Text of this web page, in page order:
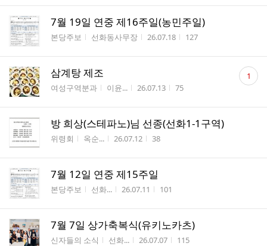
7월 19일 연중 제16주일(농민주일)
게시판명
본당주보 작성자
선화동사무장 작성시간
26.07.18 조회수
127
삼계탕 제조
게시판명
여성구역분과 작성자
이윤... 작성시간
26.07.13 조회수
75
댓
글 1
방 희상(스테파노)님 선종(선화1-1구역)
게시판명
위령회 작성자
옥순... 작성시간
26.07.12 조회수
38
7월 12일 연중 제15주일
게시판명
본당주보 작성자
선화... 작성시간
26.07.11 조회수
101
7월 7일 상가축복식(유키노카츠)
게시판명
신자들의 소식 작성자
선화... 작성시간
26.07.07 조회수
115